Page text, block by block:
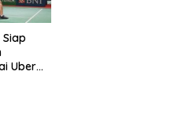
Uber